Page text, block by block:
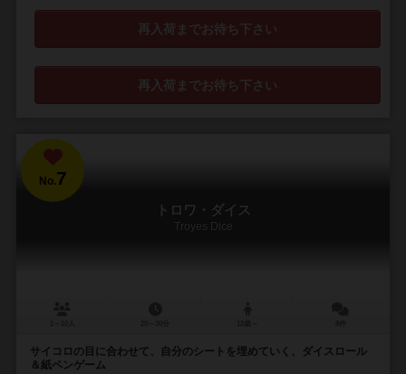
再入荷までお待ち下さい
再入荷までお待ち下さい
No.7
トロワ・ダイス
Troyes Dice
サイコロの目に合わせて、自分のシートを埋めていく、ダイスロール
＆紙ペンゲーム